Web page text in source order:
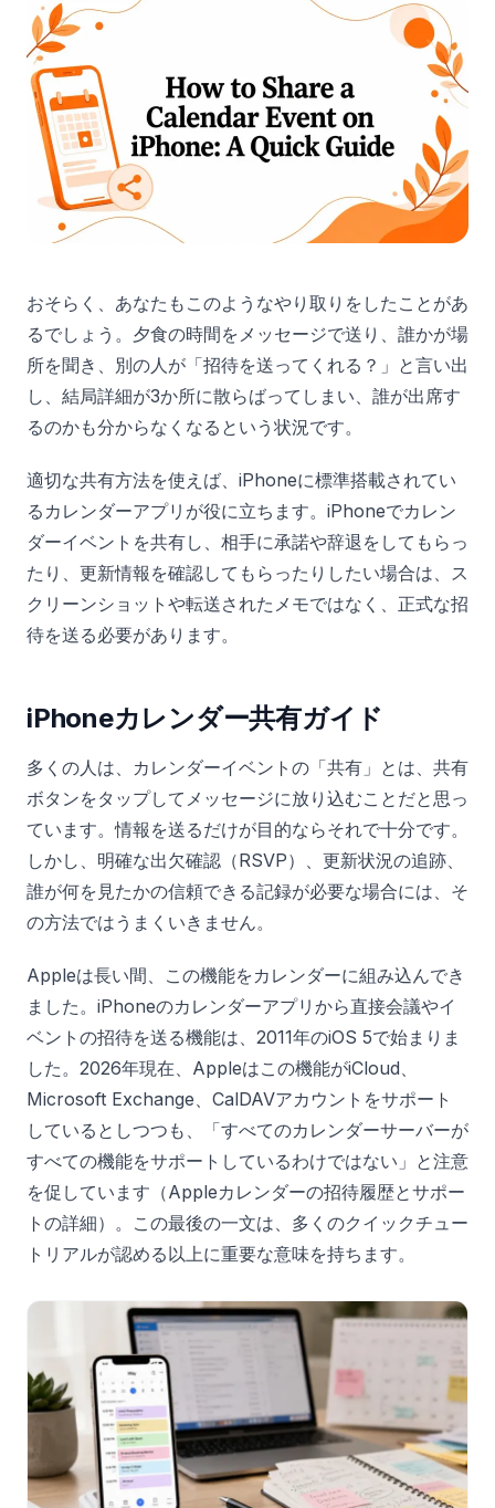
おそらく、あなたもこのようなやり取りをしたことがあ
るでしょう。夕食の時間をメッセージで送り、誰かが場
所を聞き、別の人が「招待を送ってくれる？」と言い出
し、結局詳細が3か所に散らばってしまい、誰が出席す
るのかも分からなくなるという状況です。
適切な共有方法を使えば、iPhoneに標準搭載されてい
るカレンダーアプリが役に立ちます。iPhoneでカレン
ダーイベントを共有し、相手に承諾や辞退をしてもらっ
たり、更新情報を確認してもらったりしたい場合は、ス
クリーンショットや転送されたメモではなく、正式な招
待を送る必要があります。
iPhoneカレンダー共有ガイド
多くの人は、カレンダーイベントの「共有」とは、共有
ボタンをタップしてメッセージに放り込むことだと思っ
ています。情報を送るだけが目的ならそれで十分です。
しかし、明確な出欠確認（RSVP）、更新状況の追跡、
誰が何を見たかの信頼できる記録が必要な場合には、そ
の方法ではうまくいきません。
Appleは長い間、この機能をカレンダーに組み込んでき
ました。iPhoneのカレンダーアプリから直接会議やイ
ベントの招待を送る機能は、2011年のiOS 5で始まりま
した。2026年現在、Appleはこの機能がiCloud、
Microsoft Exchange、CalDAVアカウントをサポート
しているとしつつも、「すべてのカレンダーサーバーが
すべての機能をサポートしているわけではない」と注意
を促しています（Appleカレンダーの招待履歴とサポー
トの詳細）。この最後の一文は、多くのクイックチュー
トリアルが認める以上に重要な意味を持ちます。